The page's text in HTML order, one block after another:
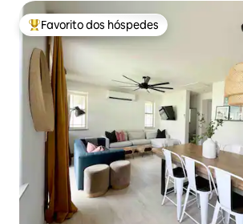
Favoritos dos hóspedes mais apreciados
Favorito dos hóspedes